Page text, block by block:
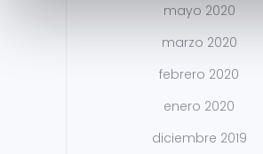
mayo 2020
marzo 2020
febrero 2020
enero 2020
diciembre 2019